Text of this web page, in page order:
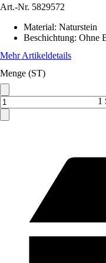
Art.-Nr. 5829572
Material: Naturstein
Beschichtung: Ohne
Mehr Artikeldetails
Menge (ST)
1